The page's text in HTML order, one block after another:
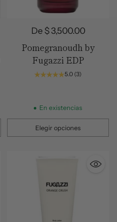
De $ 3,500.00
Pomegranoudh by
Fugazzi EDP
5.0 (3)
En existencias
Elegir opciones
Cantidad